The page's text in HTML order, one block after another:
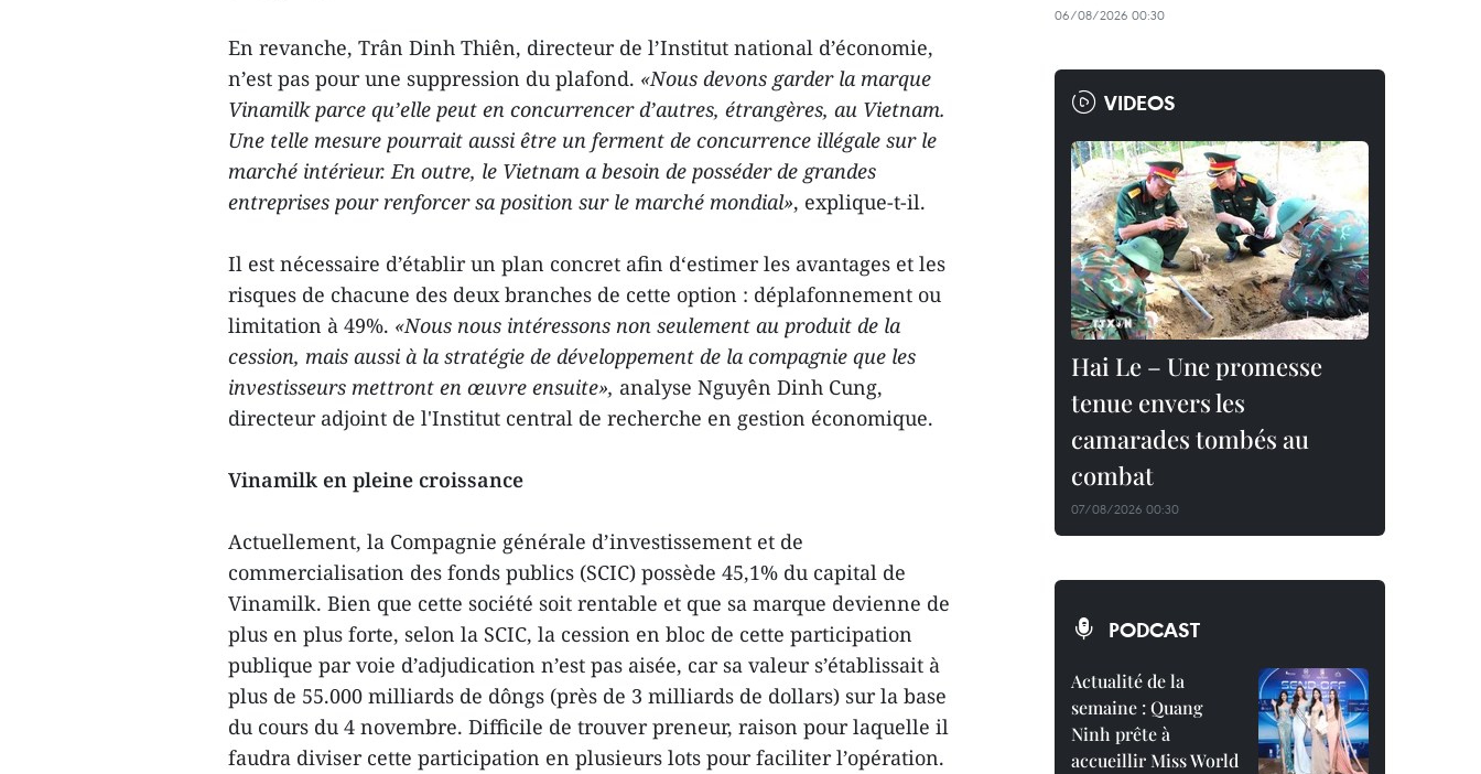
En revanche, Trân Dinh Thiên, directeur de l’Institut national d’économie,
n’est pas pour une suppression du plafond. «Nous devons garder la marque
Vinamilk parce qu’elle peut en concurrencer d’autres, étrangères, au Vietnam.
Une telle mesure pourrait aussi être un ferment de concurrence illégale sur le
marché intérieur. En outre, le Vietnam a besoin de posséder de grandes
entreprises pour renforcer sa position sur le marché mondial», explique-t-il.
Il est nécessaire d’établir un plan concret afin d‘estimer les avantages et les
risques de chacune des deux branches de cette option : déplafonnement ou
limitation à 49%. «Nous nous intéressons non seulement au produit de la
cession, mais aussi à la stratégie de développement de la compagnie que les
investisseurs mettront en œuvre ensuite», analyse Nguyên Dinh Cung,
directeur adjoint de l'Institut central de recherche en gestion économique.
Vinamilk en pleine croissance
Actuellement, la Compagnie générale d’investissement et de
commercialisation des fonds publics (SCIC) possède 45,1% du capital de
Vinamilk. Bien que cette société soit rentable et que sa marque devienne de
plus en plus forte, selon la SCIC, la cession en bloc de cette participation
publique par voie d’adjudication n’est pas aisée, car sa valeur s’établissait à
plus de 55.000 milliards de dôngs (près de 3 milliards de dollars) sur la base
du cours du 4 novembre. Difficile de trouver preneur, raison pour laquelle il
faudra diviser cette participation en plusieurs lots pour faciliter l’opération.
06/08/2026 00:30
VIDEOS
Hai Le – Une promesse
tenue envers les
camarades tombés au
combat
07/08/2026 00:30
PODCAST
Actualité de la
semaine : Quang
Ninh prête à
accueillir Miss World